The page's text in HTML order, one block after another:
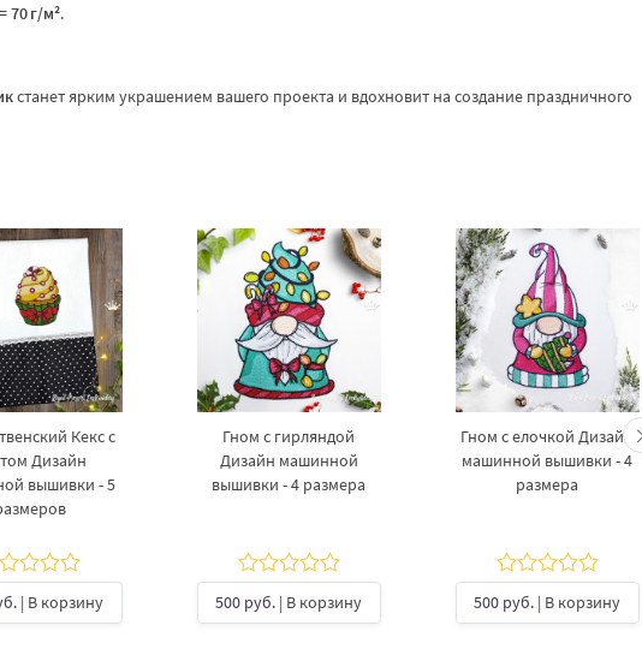
70 г/м².
станет ярким украшением вашего проекта и вдохновит на создание праздничного
Кекс с
Дизайн
вышивки - 5
| В корзину
Гном с гирляндой
Дизайн машинной
вышивки - 4 размера
500 руб. | В корзину
Гном с елочкой Дизайн
машинной вышивки - 4
размера
500 руб. | В корзину